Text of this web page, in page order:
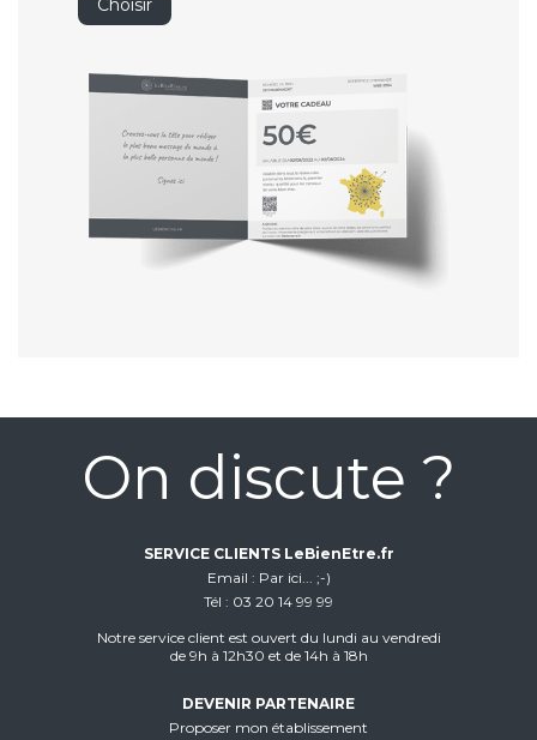
Choisir
On discute ?
SERVICE CLIENTS LeBienEtre.fr
Email
Par ici... ;-)
Tél
03 20 14 99 99
Notre service client est ouvert du lundi au vendredi
de 9h à 12h30 et de 14h à 18h
DEVENIR PARTENAIRE
Proposer mon établissement